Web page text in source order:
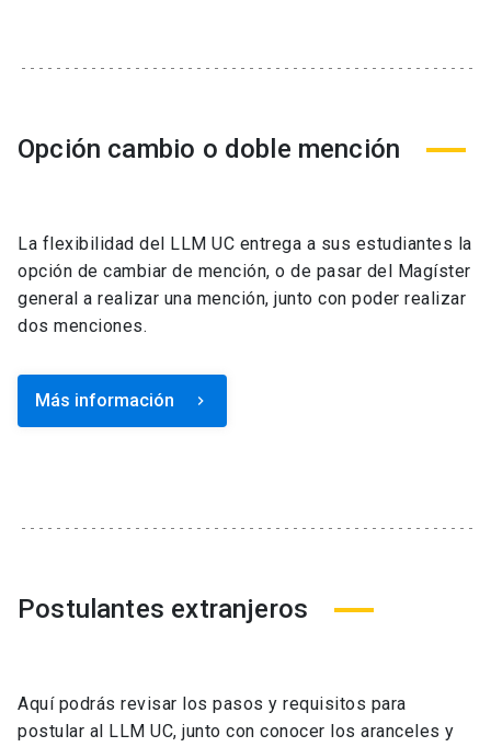
Opción cambio o doble mención
La flexibilidad del LLM UC entrega a sus estudiantes la
opción de cambiar de mención, o de pasar del Magíster
general a realizar una mención, junto con poder realizar
dos menciones.
Más información keyboard_arrow_right
Postulantes extranjeros
Aquí podrás revisar los pasos y requisitos para
postular al LLM UC, junto con conocer los aranceles y